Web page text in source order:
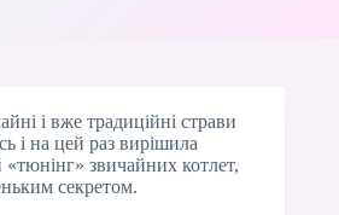
і вже традиційні страви
і на цей раз вирішила
звичайних котлет,
секретом.